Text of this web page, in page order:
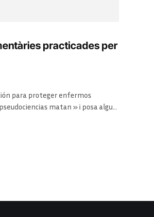
practicades per
para proteger enfermos
matan » i posa algun